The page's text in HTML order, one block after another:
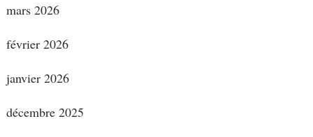
mars 2026
février 2026
janvier 2026
décembre 2025